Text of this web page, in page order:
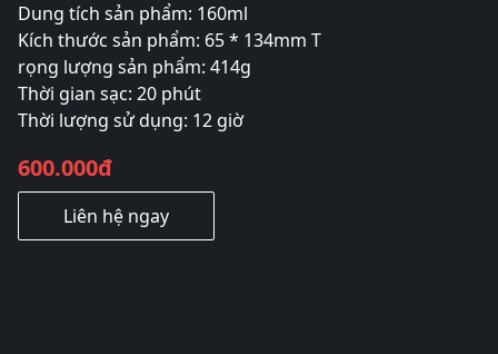
Dung tích sản phẩm: 160ml
Kích thước sản phẩm: 65 * 134mm T
rọng lượng sản phẩm: 414g
Thời gian sạc: 20 phút
Thời lượng sử dụng: 12 giờ
600.000đ
Liên hệ ngay